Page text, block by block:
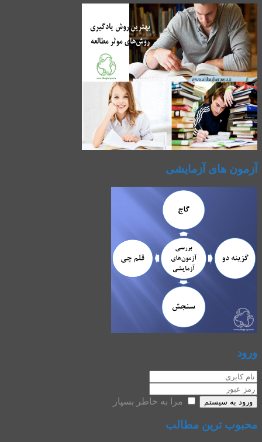
آزمون های آزمایشی
ورود
ورود به سیستم مرا به خاطر بسپار
محبوب ترین مطالب